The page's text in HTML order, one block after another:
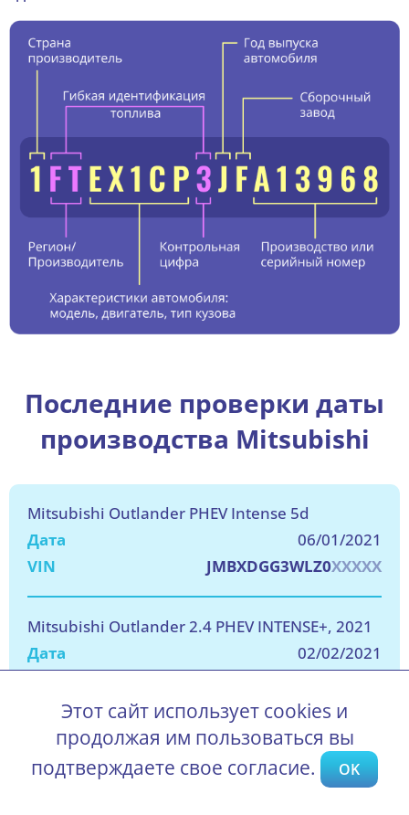
Последние проверки даты
производства Mitsubishi
Mitsubishi Outlander PHEV Intense 5d
06/01/2021
JMBXDGG3WLZ0XXXXX
Mitsubishi Outlander 2.4 PHEV INTENSE+, 2021
02/02/2021
Mitsubishi Outlander PHEV INTENSE 5D 165KW
UITLOPEND, 2021
27/05/2021
Этот сайт использует cookies и
продолжая им пользоваться вы
подтверждаете свое согласие.
OK